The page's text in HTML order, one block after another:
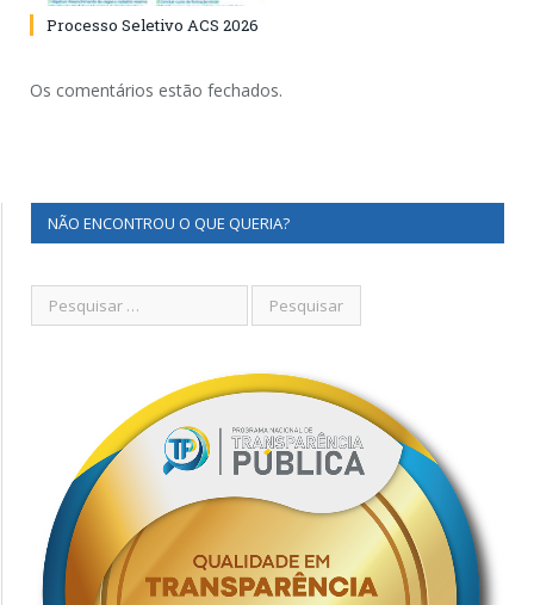
Processo Seletivo ACS 2026
Os comentários estão fechados.
NÃO ENCONTROU O QUE QUERIA?